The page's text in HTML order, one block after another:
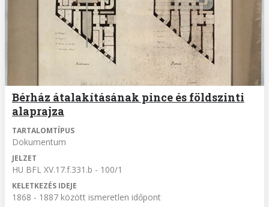
Bérház átalakításának pince és földszinti
alaprajza
TARTALOMTÍPUS
Dokumentum
JELZET
HU BFL XV.17.f.331.b - 100/1
KELETKEZÉS IDEJE
1868 - 1887 között ismeretlen időpont